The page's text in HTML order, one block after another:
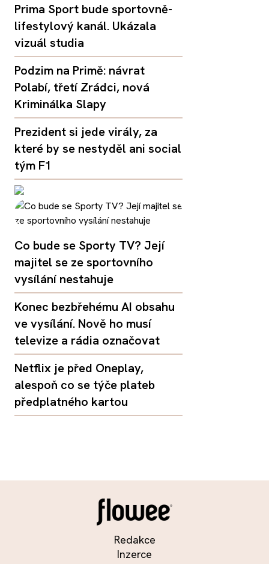
Prima Sport bude sportovně-
lifestylový kanál. Ukázala
vizuál studia
Podzim na Primě: návrat
Polabí, třetí Zrádci, nová
Kriminálka Slapy
Prezident si jede virály, za
které by se nestyděl ani social
tým F1
Co bude se Sporty TV? Její
majitel se ze sportovního
vysílání nestahuje
Konec bezbřehému AI obsahu
ve vysílání. Nově ho musí
televize a rádia označovat
Netflix je před Oneplay,
alespoň co se týče plateb
předplatného kartou
Redakce
Inzerce